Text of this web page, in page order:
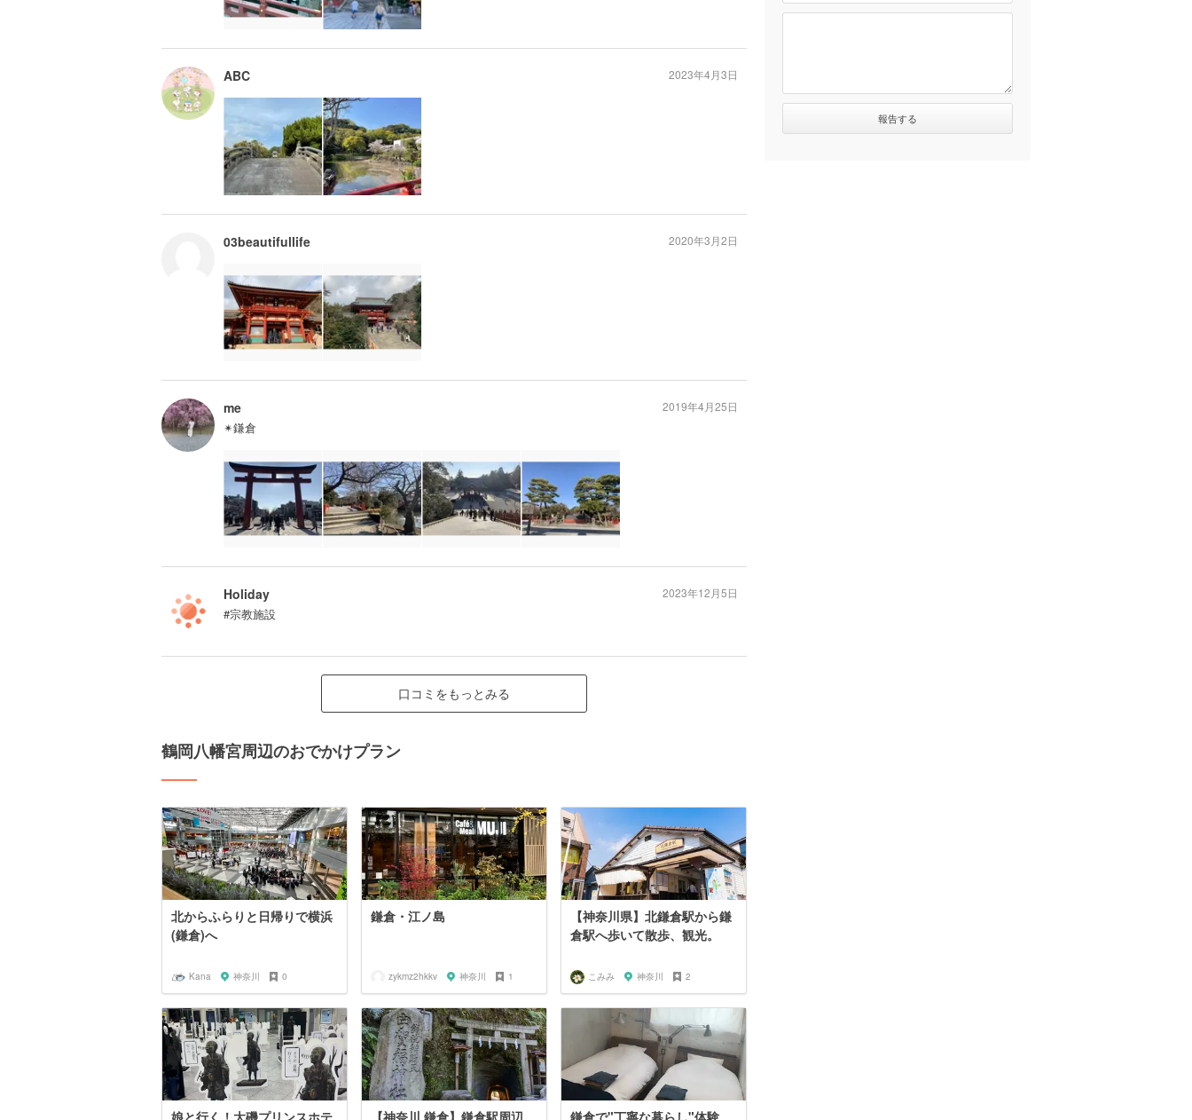
ABC 2023年4月3日
03beautifullife 2020年3月2日
me
✴︎鎌倉
2019年4月25日
Holiday
#宗教施設
2023年12月5日
口コミをもっとみる
鶴岡八幡宮周辺のおでかけプラン
北からふらりと日帰りで横浜
(鎌倉)へ
Kana 神奈川 0
鎌倉・江ノ島
zykmz2hkkv 神奈川 1
【神奈川県】北鎌倉駅から鎌
倉駅へ歩いて散歩、観光。
こみみ 神奈川 2
娘と行く！大磯プリンスホテ 【神奈川 鎌倉】鎌倉駅周辺 鎌倉で"丁寧な暮らし"体験